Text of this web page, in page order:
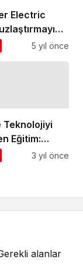
Electric
için Roca
5 yıl önce
Teknolojiyi
Eğitim:
dART Online
3 yıl önce
alanlar